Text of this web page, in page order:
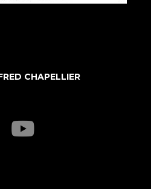
CHAPELLIER